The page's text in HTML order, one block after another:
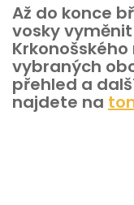
Až do konce
vosky
vybraných
přehled a
najdete na